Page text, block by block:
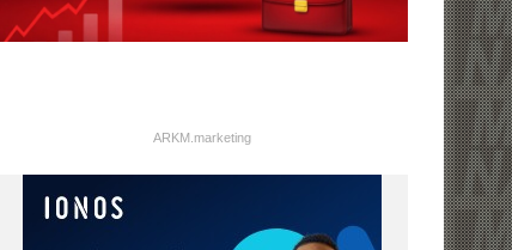
ARKM.marketing